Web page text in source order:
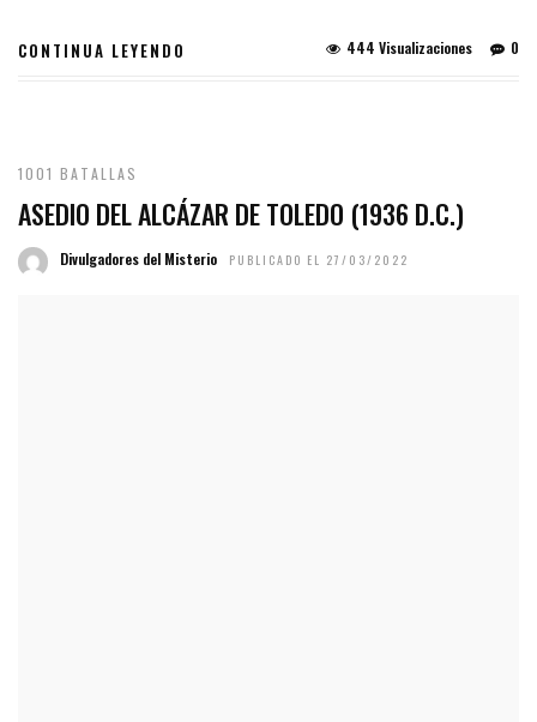
CONTINUA LEYENDO 0
444 Visualizaciones
1001 BATALLAS
ASEDIO DEL ALCÁZAR DE TOLEDO (1936 D.C.)
Divulgadores del Misterio PUBLICADO EL 27/03/2022